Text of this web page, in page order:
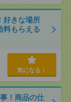
好きな場所
料もらえる
気になる！
！商品の仕